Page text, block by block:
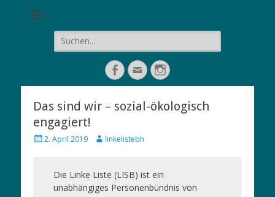
Solidarischer
Breisgau-
Hochschwarzwald
Suche
nach:
Facebook
E-
Mail
Instagram
Das sind wir – sozial-ökologisch
engagiert!
Veröffentlicht
2. April 2019 Autorlinkelistebh
Die Linke Liste (LISB) ist ein
unabhängiges Personenbündnis von